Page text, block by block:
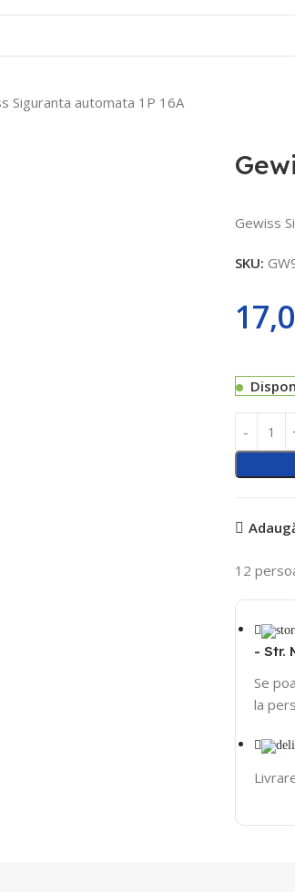
Siguranta automata 1P 16A
Gewiss
SKU:
12
- Str.
Se
la